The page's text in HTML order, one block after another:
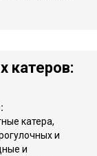
катеров:
катера,
и
и